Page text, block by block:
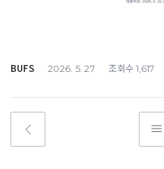
BUFS 2026. 5. 27 조회수 1,617